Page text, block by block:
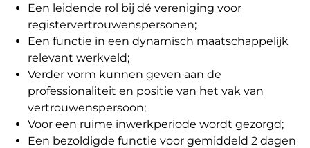
Een leidende rol bij dé vereniging voor
registervertrouwenspersonen;
Een functie in een dynamisch maatschappelijk
relevant werkveld;
Verder vorm kunnen geven aan de
professionaliteit en positie van het vak van
vertrouwenspersoon;
Voor een ruime inwerkperiode wordt gezorgd;
Een bezoldigde functie voor gemiddeld 2 dagen